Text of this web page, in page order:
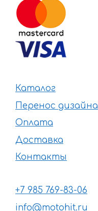
Каталог
Перенос дизайна
Оплата
Доставка
Контакты
+7 985 769-83-06
info@motohit.ru